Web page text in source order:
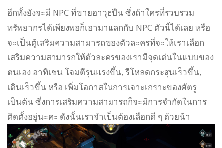
อีกทั้งยังจะมี NPC ที่ขายอาวุธปืน ซึ่งถ้าใครที่รวบรวม
ทรัพยากรได้เพียงพอก็เอามาแลกกับ NPC ตัวนี้ได้เลย หรือ
จะเป็นตู้เสริมความสามารถของตัวละครที่จะให้เราเลือก
เสริมความสามารถให้ตัวละครของเรามีจุดเด่นในแบบของ
ตนเอง อาทิเช่น โจมตีรุนแรงขึ้น, รีโหลดกระสุนเร็วขึ้น,
เดินเร็วขึ้น หรือ เพิ่มโอกาสในการเจาะเกราะของศัตรู
เป็นต้น ซึ่งการเสริมความสามารถก็จะมีการจำกัดในการ
ติดตั้งอยู่นะคะ ดังนั้นเราจำเป็นต้องเลือกดี ๆ ด้วยน้า